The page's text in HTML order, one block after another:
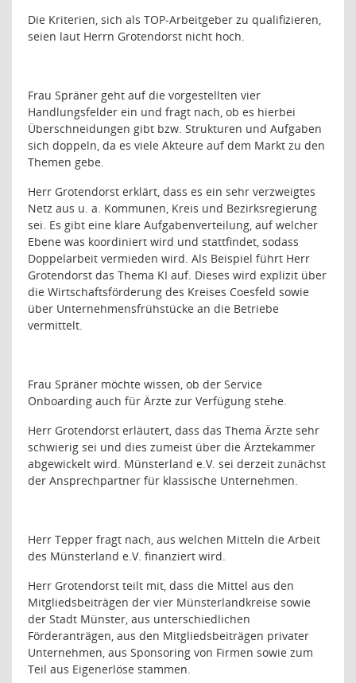
Die Kriterien, sich als TOP-Arbeitgeber zu qualifizieren,
seien laut Herrn Grotendorst nicht hoch.
Frau Spräner geht auf die vorgestellten vier
Handlungsfelder ein und fragt nach, ob es hierbei
Überschneidungen gibt bzw. Strukturen und Aufgaben
sich doppeln, da es viele Akteure auf dem Markt zu den
Themen gebe.
Herr Grotendorst erklärt, dass es ein sehr verzweigtes
Netz aus u. a. Kommunen, Kreis und Bezirksregierung
sei. Es gibt eine klare Aufgabenverteilung, auf welcher
Ebene was koordiniert wird und stattfindet, sodass
Doppelarbeit vermieden wird. Als Beispiel führt Herr
Grotendorst das Thema KI auf. Dieses wird explizit über
die Wirtschaftsförderung des Kreises Coesfeld sowie
über Unternehmensfrühstücke an die Betriebe
vermittelt.
Frau Spräner möchte wissen, ob der Service
Onboarding auch für Ärzte zur Verfügung stehe.
Herr Grotendorst erläutert, dass das Thema Ärzte sehr
schwierig sei und dies zumeist über die Ärztekammer
abgewickelt wird. Münsterland e.V. sei derzeit zunächst
der Ansprechpartner für klassische Unternehmen.
Herr Tepper fragt nach, aus welchen Mitteln die Arbeit
des Münsterland e.V. finanziert wird.
Herr Grotendorst teilt mit, dass die Mittel aus den
Mitgliedsbeiträgen der vier Münsterlandkreise sowie
der Stadt Münster, aus unterschiedlichen
Förderanträgen, aus den Mitgliedsbeiträgen privater
Unternehmen, aus Sponsoring von Firmen sowie zum
Teil aus Eigenerlöse stammen.